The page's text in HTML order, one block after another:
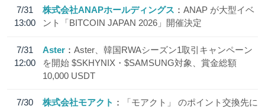
7/31
13:00
株式会社ANAPホールディングス
ANAP が大型イベ
ント「BITCOIN JAPAN 2026」開催決定
7/31
12:00
Aster
Aster、韓国RWAシーズン1取引キャンペーン
を開始 $SKHYNIX・$SAMSUNG対象、賞金総額
10,000 USDT
7/30
株式会社モアクト
「モアクト」 のポイント交換先に